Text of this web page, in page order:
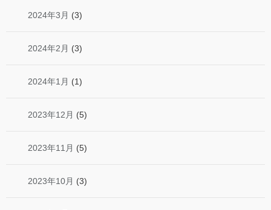
2024年3月 (3)
2024年2月 (3)
2024年1月 (1)
2023年12月 (5)
2023年11月 (5)
2023年10月 (3)